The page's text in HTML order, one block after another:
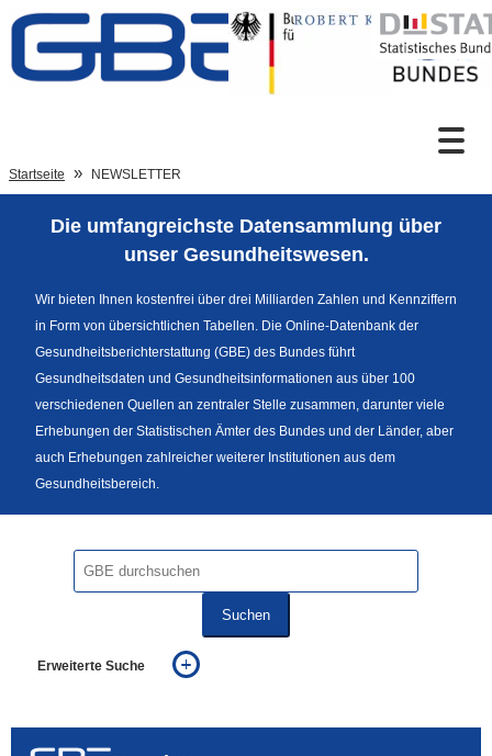
Zum Inhalt
Sprachumschaltung
Fußzeile
Startseite NEWSLETTER
Die umfangreichste Datensammlung über
unser Gesundheitswesen.
Wir bieten Ihnen kostenfrei über drei Milliarden Zahlen und Kennziffern
in Form von übersichtlichen Tabellen. Die Online-Datenbank der
Gesundheitsberichterstattung (GBE) des Bundes führt
Gesundheitsdaten und Gesundheitsinformationen aus über 100
verschiedenen Quellen an zentraler Stelle zusammen, darunter viele
Erhebungen der Statistischen Ämter des Bundes und der Länder, aber
auch Erhebungen zahlreicher weiterer Institutionen aus dem
Gesundheitsbereich.
Suchen
Erweiterte Suche